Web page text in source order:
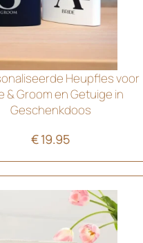
Heupfles voor
& Groom en Getuige in
Geschenkdoos
€19.95